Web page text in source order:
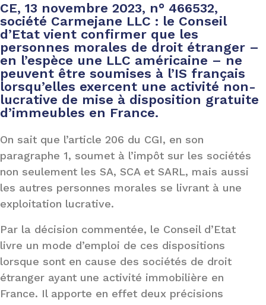
CE, 13 novembre 2023, n° 466532,
société Carmejane LLC : le Conseil
d’Etat vient confirmer que les
personnes morales de droit étranger –
en l’espèce une LLC américaine – ne
peuvent être soumises à l’IS français
lorsqu’elles exercent une activité non-
lucrative de mise à disposition gratuite
d’immeubles en France.
On sait que l’article 206 du CGI, en son
paragraphe 1, soumet à l’impôt sur les sociétés
non seulement les SA, SCA et SARL, mais aussi
les autres personnes morales se livrant à une
exploitation lucrative.
Par la décision commentée, le Conseil d’Etat
livre un mode d’emploi de ces dispositions
lorsque sont en cause des sociétés de droit
étranger ayant une activité immobilière en
France. Il apporte en effet deux précisions